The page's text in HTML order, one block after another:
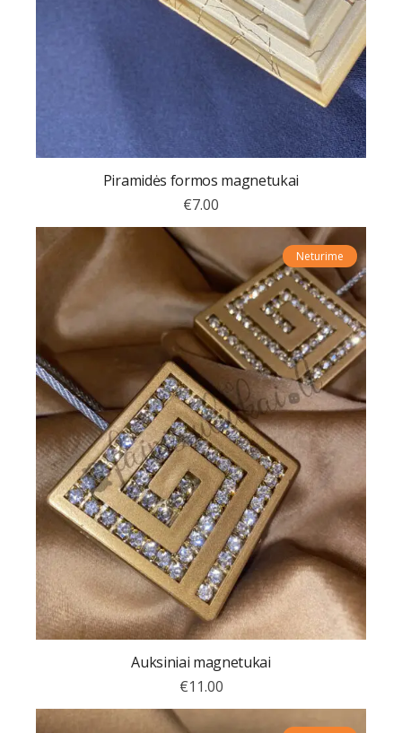
Piramidės formos magnetukai
€7.00
Neturime
Auksiniai magnetukai
€11.00